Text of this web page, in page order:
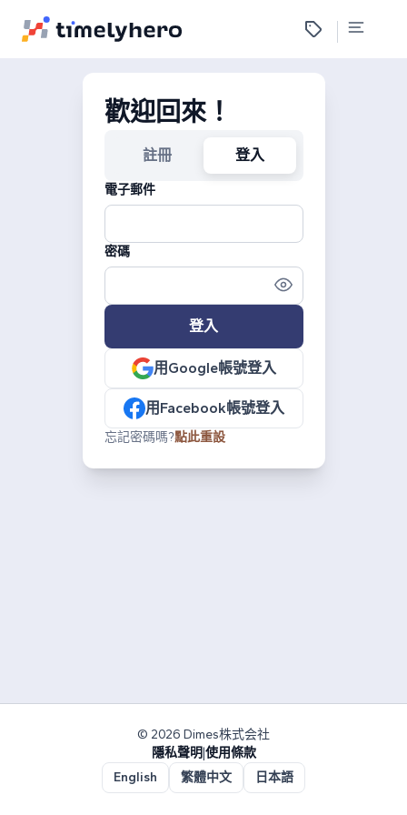
歡迎回來！
註冊 登入
電子郵件
密碼
登入
用Google帳號登入
用Facebook帳號登入
忘記密碼嗎?點此重設
© 2026 Dimes株式会社
隱私聲明|使用條款
English
繁體中文 日本語